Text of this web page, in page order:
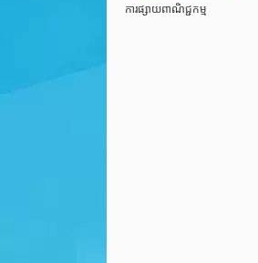
ការផ្សាយពាណិជ្ជកម្ម